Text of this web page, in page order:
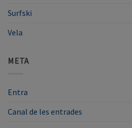
Surfski
Vela
META
Entra
Canal de les entrades